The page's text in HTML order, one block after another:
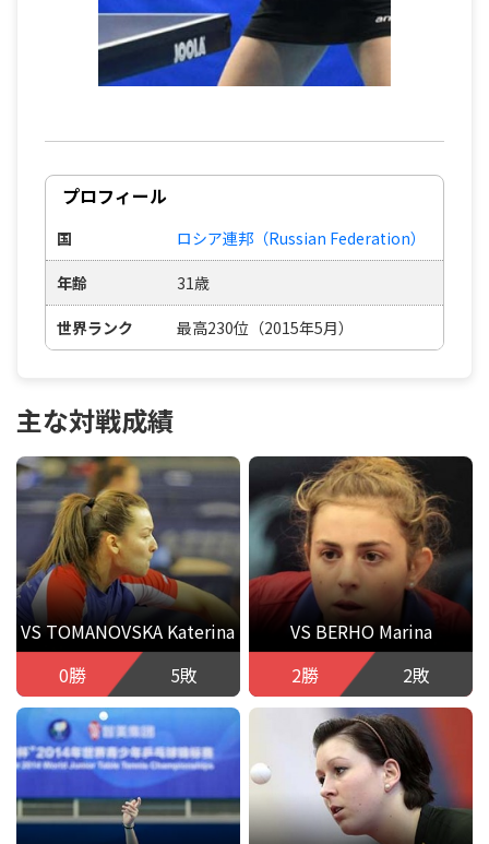
プロフィール
国 ロシア連邦（Russian Federation）
年齢 31歳
世界ランク 最高230位（2015年5月）
主な対戦成績
VS TOMANOVSKA Katerina
0勝
5敗
VS BERHO Marina
2勝
2敗